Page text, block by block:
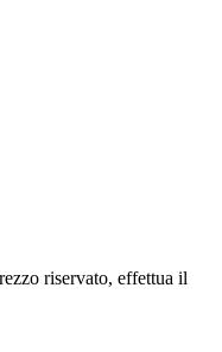
riservato, effettua il